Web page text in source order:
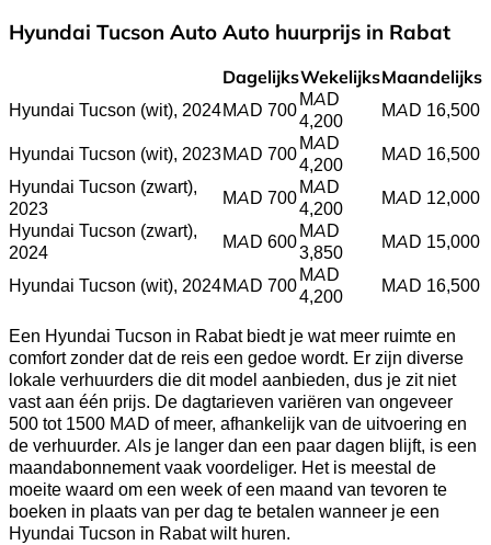
Hyundai Tucson Auto Auto huurprijs in Rabat
DagelijksWekelijksMaandelijks
Hyundai Tucson (wit), 2024MAD 700MAD
4,200
MAD 16,500
Hyundai Tucson (wit), 2023MAD 700MAD
4,200
MAD 16,500
Hyundai Tucson (zwart),
2023
MAD 700MAD
4,200
MAD 12,000
Hyundai Tucson (zwart),
2024
MAD 600MAD
3,850
MAD 15,000
Hyundai Tucson (wit), 2024MAD 700MAD
4,200
MAD 16,500
Een Hyundai Tucson in Rabat biedt je wat meer ruimte en
comfort zonder dat de reis een gedoe wordt. Er zijn diverse
lokale verhuurders die dit model aanbieden, dus je zit niet
vast aan één prijs. De dagtarieven variëren van ongeveer
500 tot 1500 MAD of meer, afhankelijk van de uitvoering en
de verhuurder. Als je langer dan een paar dagen blijft, is een
maandabonnement vaak voordeliger. Het is meestal de
moeite waard om een week of een maand van tevoren te
boeken in plaats van per dag te betalen wanneer je een
Hyundai Tucson in Rabat wilt huren.